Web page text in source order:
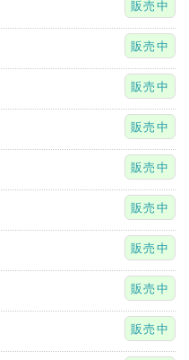
販売中
販売中
販売中
販売中
販売中
販売中
販売中
販売中
販売中